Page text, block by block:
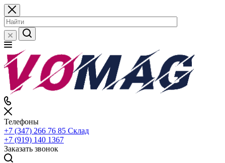
Телефоны
+7 (347) 266 76 85 Склад
+7 (919) 140 1367
Заказать звонок